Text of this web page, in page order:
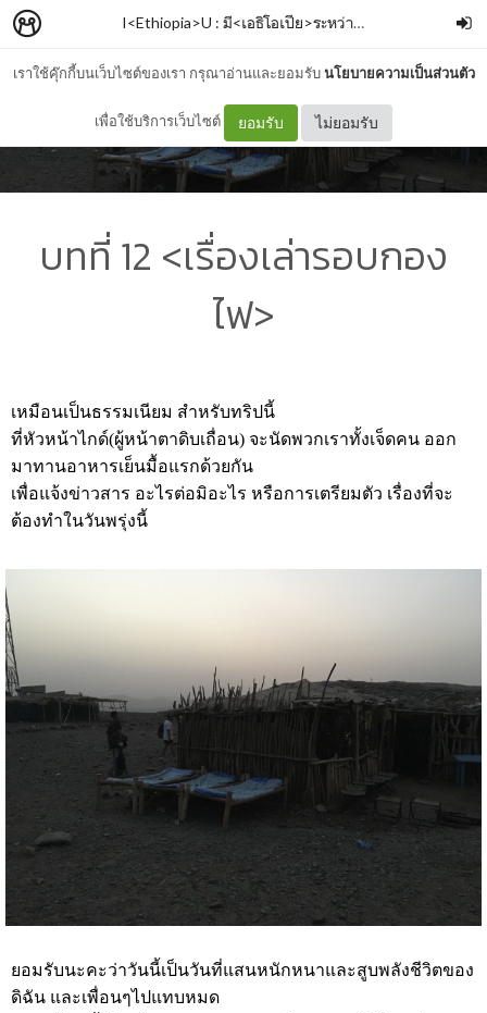
เราใช้คุ๊กกี้บนเว็บไซต์ของเรา กรุณาอ่านและยอมรับนโยบายความเป็นส่วนตัว
เพื่อใช้บริการเว็บไซต์ ยอมรับ ไม่ยอมรับ
I<Ethiopia>U : มี<เอธิโอเปีย>ระหว่างเรา Armmie
บทที่ 12 <เรื่องเล่ารอบกอง
ไฟ>
เหมือนเป็นธรรมเนียม สำหรับทริปนี้
ที่หัวหน้าไกด์(ผู้หน้าตาดิบเถื่อน) จะนัดพวกเราทั้งเจ็ดคน ออก
มาทานอาหารเย็นมื้อแรกด้วยกัน
เพื่อแจ้งข่าวสาร อะไรต่อมิอะไร หรือการเตรียมตัว เรื่องที่จะ
ต้องทำในวันพรุ่งนี้
ยอมรับนะคะว่าวันนี้เป็นวันที่แสนหนักหนาและสูบพลังชีวิตของ
ดิฉัน และเพื่อนๆไปแทบหมด